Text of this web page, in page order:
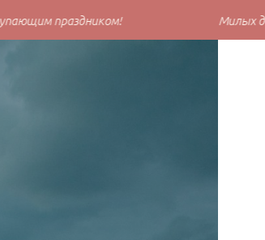
праздником! Милых